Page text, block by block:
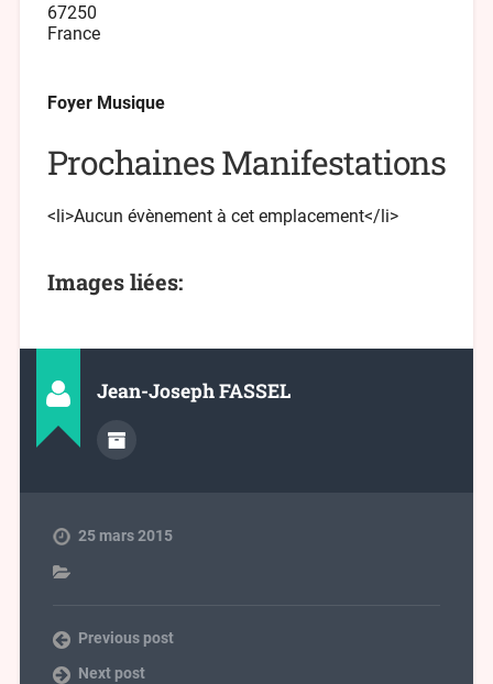
67250
France
Foyer Musique
Prochaines Manifestations
<li>Aucun évènement à cet emplacement</li>
Images liées:
Jean-Joseph FASSEL
25 mars 2015
Previous post
Next post